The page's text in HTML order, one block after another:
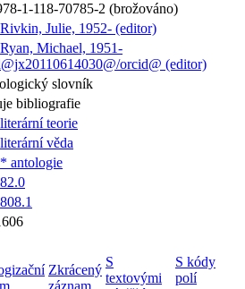
1-118-70785-2 (brožováno)
Rivkin, Julie, 1952- (editor)
Ryan, Michael, 1951-
orcid@ (editor)
slovník
bibliografie
literární teorie
literární věda
* antologie
82.0
808.1
Zkrácený
záznam
S
textovými
S kódy
polí